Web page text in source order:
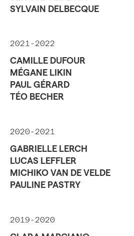
SYLVAIN DELBECQUE
2021-2022
CAMILLE DUFOUR
MÉGANE LIKIN
PAUL GÉRARD
TÉO BECHER
2020-2021
GABRIELLE LERCH
LUCAS LEFFLER
MICHIKO VAN DE VELDE
PAULINE PASTRY
2019-2020